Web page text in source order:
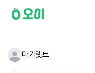
마가렛트